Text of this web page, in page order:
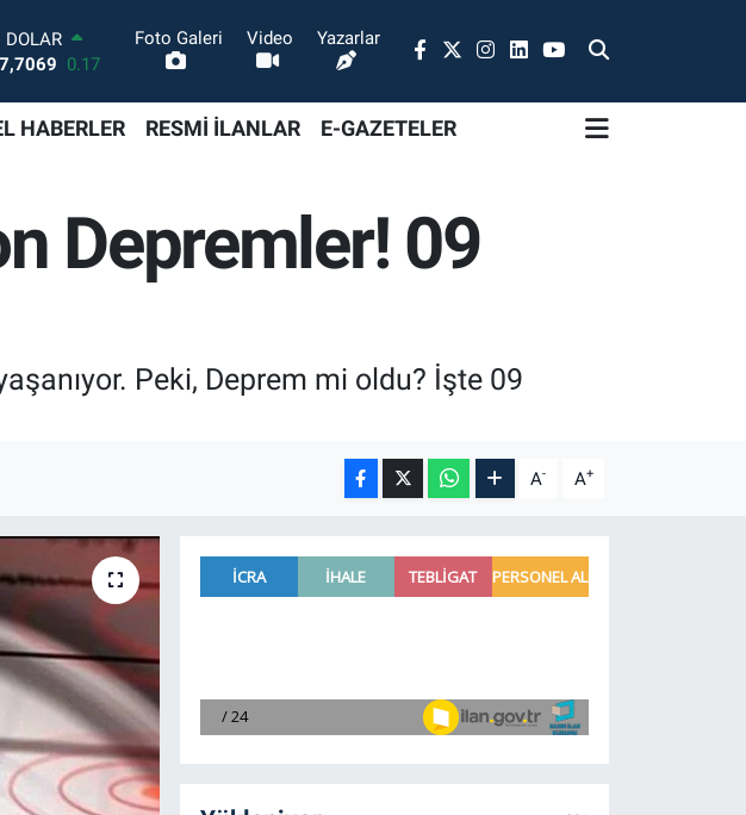
DOLAR
0.17
STERLİN
1.44
BİST100
13.887
64
Foto Galeri Video Yazarlar
HABERLER RESMİ İLANLAR E-GAZETELER
Depremler! 09
Peki, Deprem mi oldu? İşte 09
A- A+